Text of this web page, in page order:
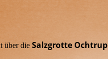
über die Salzgrotte Ochtrup